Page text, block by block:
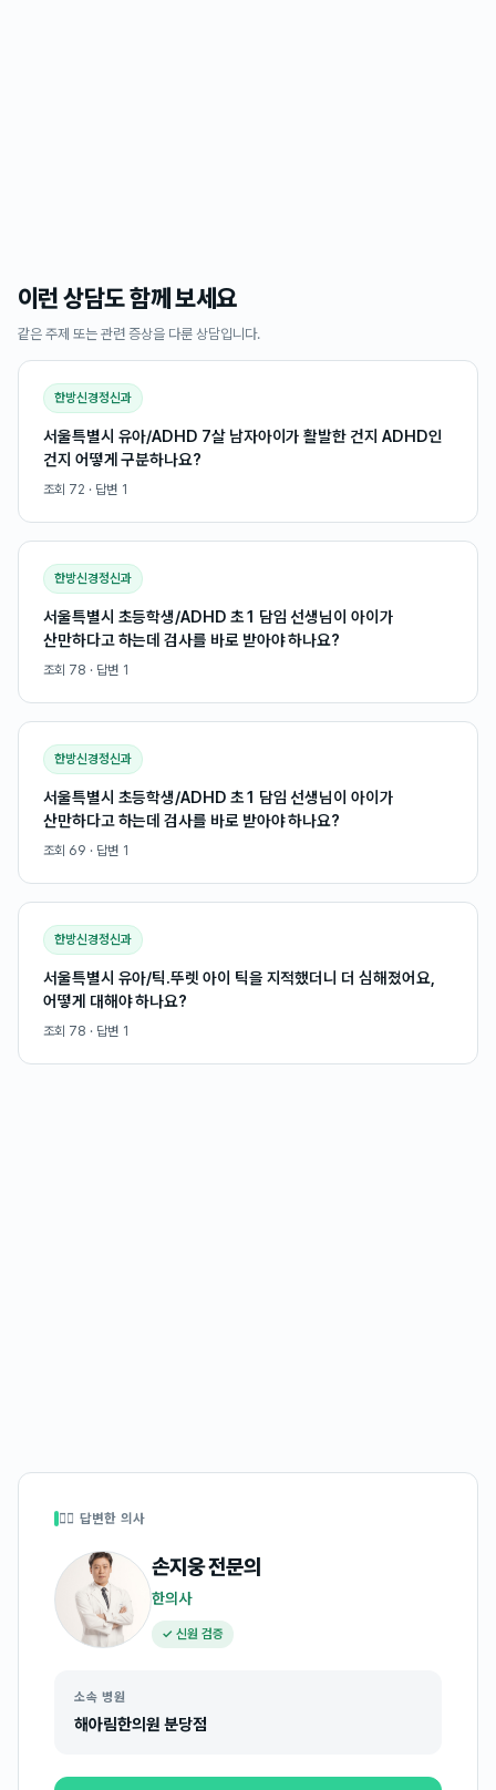
이런 상담도 함께 보세요
같은 주제 또는 관련 증상을 다룬 상담입니다.
한방신경정신과
서울특별시 유아/ADHD 7살 남자아이가 활발한 건지 ADHD인
건지 어떻게 구분하나요?
조회 72 · 답변 1
한방신경정신과
서울특별시 초등학생/ADHD 초1 담임 선생님이 아이가
산만하다고 하는데 검사를 바로 받아야 하나요?
조회 78 · 답변 1
한방신경정신과
서울특별시 초등학생/ADHD 초1 담임 선생님이 아이가
산만하다고 하는데 검사를 바로 받아야 하나요?
조회 69 · 답변 1
한방신경정신과
서울특별시 유아/틱.뚜렛 아이 틱을 지적했더니 더 심해졌어요,
어떻게 대해야 하나요?
조회 78 · 답변 1
👩‍⚕️ 답변한 의사
손지웅전문의
한의사
✓ 신원 검증
소속 병원
해아림한의원 분당점